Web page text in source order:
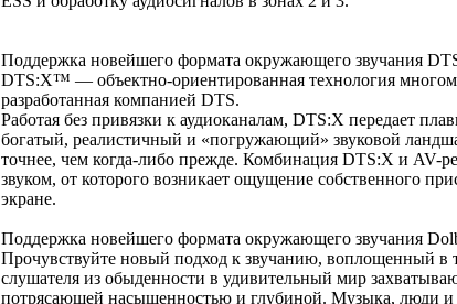
Поддержка новейшего формата окружающего звучания
DTS:X™ — объектно-ориентированная технология
разработанная компанией DTS.
Работая без привязки к аудиоканалам, DTS:X передает
богатый, реалистичный и «погружающий» звуковой
точнее, чем когда-либо прежде. Комбинация DTS:X и AV-
звуком, от которого возникает ощущение собственного
экране.
Поддержка новейшего формата окружающего звучания
Прочувствуйте новый подход к звучанию, воплощенный в
слушателя из обыденности в удивительный мир
потрясающей насыщенностью и глубиной. Музыка, люди